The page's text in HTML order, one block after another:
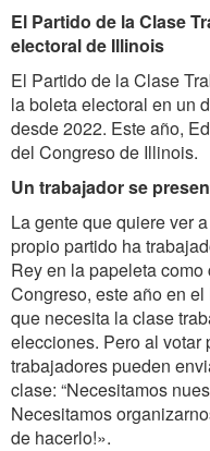
El Partido de la Clase
electoral de Illinois
El Partido de la Clase
la boleta electoral en un
desde 2022. Este año,
del Congreso de Illinois.
Un trabajador se
La gente que quiere ver
propio partido ha
Rey en la papeleta
Congreso, este año en
que necesita la clase
elecciones. Pero al votar
trabajadores pueden
clase: “Necesitamos
Necesitamos
de hacerlo!».